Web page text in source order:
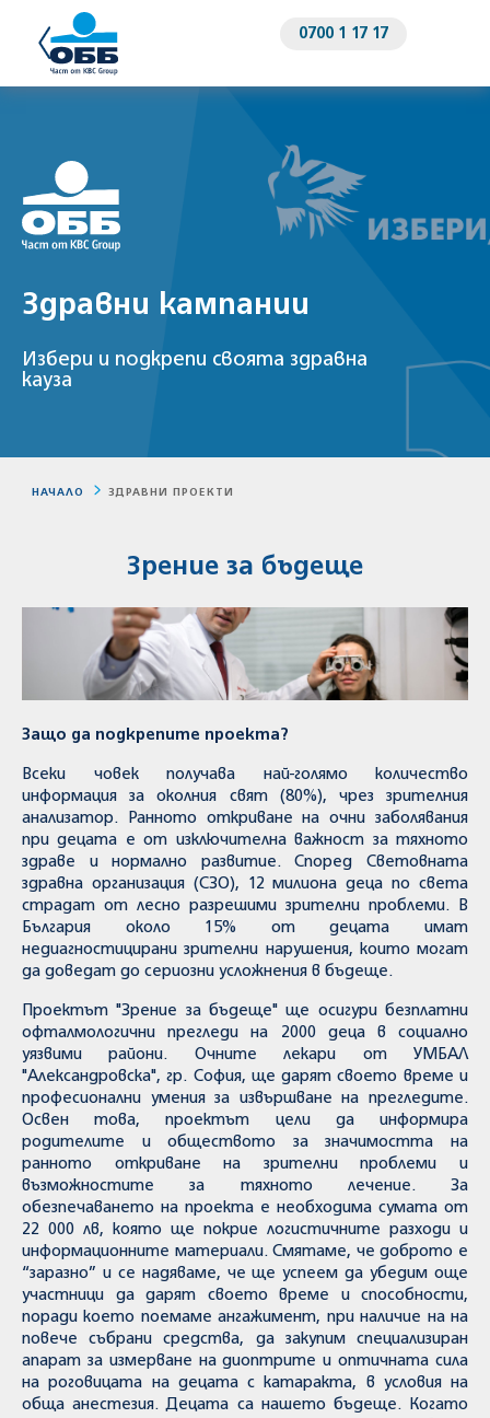
0700 1 17 17
Здравни кампании
Избери и подкрепи своята здравна
кауза
НАЧАЛО ЗДРАВНИ ПРОЕКТИ
Зрение за бъдеще
Защо да подкрепите проекта?
Всеки човек получава най-голямо количество
информация за околния свят (80%), чрез зрителния
анализатор. Ранното откриване на очни заболявания
при децата е от изключителна важност за тяхното
здраве и нормално развитие. Според Световната
здравна организация (СЗО), 12 милиона деца по света
страдат от лесно разрешими зрителни проблеми. В
България около 15% от децата имат
недиагностицирани зрителни нарушения, които могат
да доведат до сериозни усложнения в бъдеще.
Проектът "Зрение за бъдеще" ще осигури безплатни
офталмологични прегледи на 2000 деца в социално
уязвими райони. Очните лекари от УМБАЛ
"Александровска", гр. София, ще дарят своето време и
професионални умения за извършване на прегледите.
Освен това, проектът цели да информира
родителите и обществото за значимостта на
ранното откриване на зрителни проблеми и
възможностите за тяхното лечение. За
обезпечаването на проекта е необходима сумата от
22 000 лв, която ще покрие логистичните разходи и
информационните материали. Смятаме, че доброто е
“заразно” и се надяваме, че ще успеем да убедим още
участници да дарят своето време и способности,
поради което поемаме ангажимент, при наличие на на
повече събрани средства, да закупим специализиран
апарат за измерване на диоптрите и оптичната сила
на роговицата на децата с катаракта, в условия на
обща анестезия. Децата са нашето бъдеще. Когато